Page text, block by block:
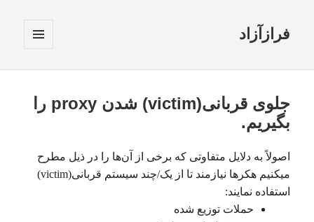
فرازآزاد
ابزارک‌ها
جلوی قربانی(victim) شدن proxy را
بگیریم.
اصولاً به دلایل متفاوتی که برخی از آن‌ها را در ذیل مطرح
میکنیم هکرها نیازمند تا از یک/چند سیستم قربانی(victim)
استفاده نمایند:
حملات توزیع شده